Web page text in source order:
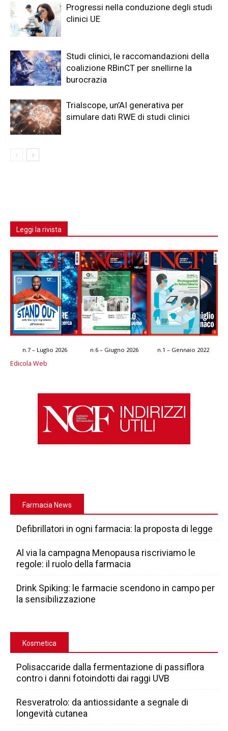
Progressi nella conduzione degli studi
clinici UE
Studi clinici, le raccomandazioni della
coalizione RBinCT per snellirne la
burocrazia
Trialscope, un’AI generativa per
simulare dati RWE di studi clinici
Leggi la rivista
n.7 – Luglio 2026 n.6 – Giugno 2026 n.1 – Gennaio 2022
Edicola Web
Farmacia News
Defibrillatori in ogni farmacia: la proposta di legge
Al via la campagna Menopausa riscriviamo le
regole: il ruolo della farmacia
Drink Spiking: le farmacie scendono in campo per
la sensibilizzazione
Kosmetica
Polisaccaride dalla fermentazione di passiflora
contro i danni fotoindotti dai raggi UVB
Resveratrolo: da antiossidante a segnale di
longevità cutanea